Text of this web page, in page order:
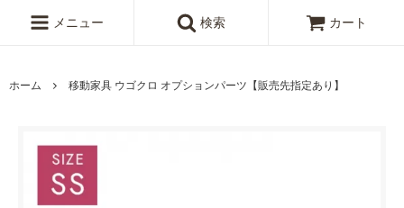
メニュー 検索 カート
ホーム 移動家具 ウゴクロ オプションパーツ【販売先指定あり】